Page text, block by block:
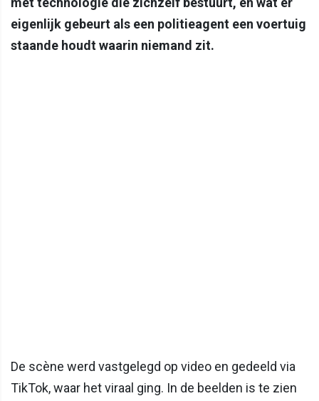
eigenlijk gebeurt als een politieagent een voertuig
staande houdt waarin niemand zit.
De scène werd vastgelegd op video en gedeeld via
TikTok, waar het viraal ging. In de beelden is te zien